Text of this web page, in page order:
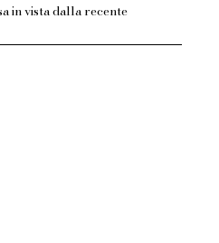
in vista dalla recente